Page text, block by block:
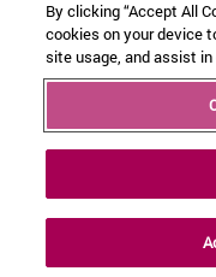
By clicking “Accept All
cookies on your device
site usage, and assist